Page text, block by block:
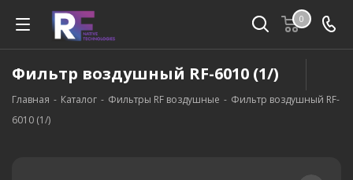
0
Фильтр воздушный RF-6010 (1/)
Главная - Каталог - Фильтры RF воздушные - Фильтр воздушный RF-
6010 (1/)